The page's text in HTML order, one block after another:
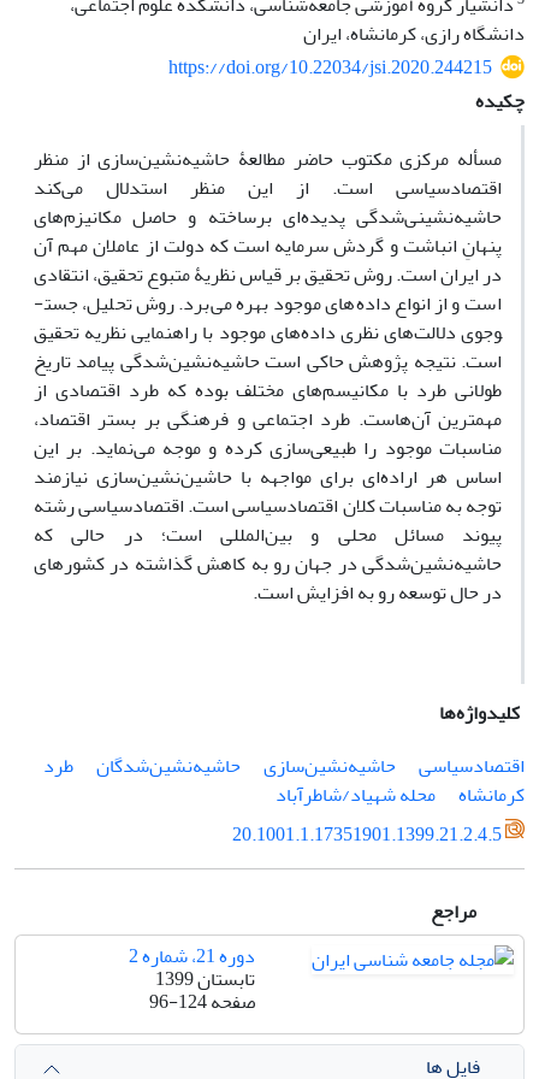
دانشگاه رازی، کرمانشاه، ایران
https://doi.org/10.22034/jsi.2020.244215
چکیده
مسأله‌ مرکزی مکتوب حاضر مطالعۀ حاشیه‌نشین‌سازی از منظر
اقتصادسیاسی است. از این منظر استدلال می‌کند
حاشیه‌نشینی‌شدگی پدیده‌ای برساخته و حاصل مکانیزم‌های
پنهانِ انباشت و گردش سرمایه است که دولت از عاملان مهم آن
در ایران است. روش تحقیق بر قیاس نظریۀ متبوع تحقیق، انتقادی
است و از انواع داده‌های موجود بهره می‌برد. روش تحلیل، جست­
وجوی دلالت‌های نظری داده‌های موجود با راهنمایی نظریه تحقیق
است. نتیجه پژوهش حاکی است حاشیه‌نشین‌شدگی پیامد تاریخ
طولانی طرد با مکانیسم‌های مختلف بوده که طرد اقتصادی از
مهمترین آن‌هاست. طرد اجتماعی و فرهنگی بر بستر اقتصاد،
مناسبات موجود را طبیعی‌سازی کرده و موجه می‌نماید. بر این
اساس هر اراده‌ای برای مواجهه با حاشین‌نشین‌سازی نیازمند
توجه به مناسبات کلان اقتصادسیاسی است. اقتصادسیاسی رشته
پیوند مسائل محلی و بین‌المللی است؛ در حالی که
حاشیه‌نشین‌شدگی در جهان رو به کاهش گذاشته در کشورهای
در حال توسعه رو به افزایش است.
کلیدواژه‌ها
اقتصادسیاسی
حاشیه‌نشین‌سازی حاشیه‌نشین‌شدگان
طرد
کرمانشاه
محله شهیاد/شاطرآباد
20.1001.1.17351901.1399.21.2.4.5
مراجع
دوره 21، شماره 2
تابستان 1399
صفحه96-124
فایل ها